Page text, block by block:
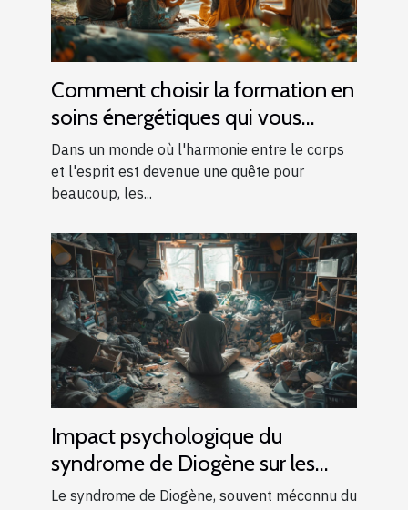
Comment choisir la formation en
soins énergétiques qui vous
convient
Dans un monde où l'harmonie entre le corps
et l'esprit est devenue une quête pour
beaucoup, les...
Impact psychologique du
syndrome de Diogène sur les
individus et familles
Le syndrome de Diogène, souvent méconnu du